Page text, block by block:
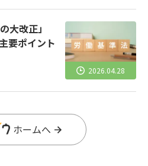
大改正」
要ポイント
2026.04.28
ホームへ